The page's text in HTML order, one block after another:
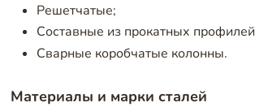
Решетчатые;
Составные из прокатных
Сварные коробчатые колонны.
Материалы и марки сталей